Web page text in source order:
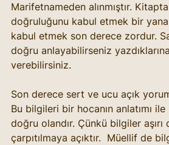
Marifetnameden alınmıştır.
doğruluğunu kabul etmek bir yana
kabul etmek son derece zordur.
doğru anlayabilirseniz
verebilirsiniz.
Son derece sert ve ucu açık
Bu bilgileri bir hocanın anlatımı
doğru olandır. Çünkü bilgiler aşırı
çarpıtılmaya açıktır.  Müellif de